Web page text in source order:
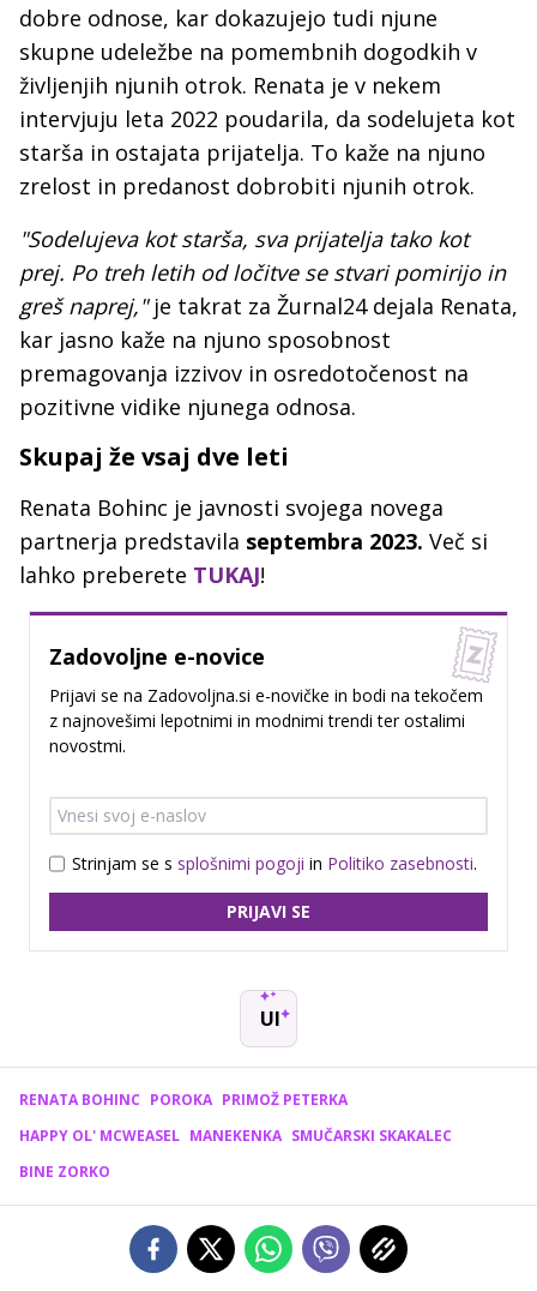
dobre odnose, kar dokazujejo tudi njune
skupne udeležbe na pomembnih dogodkih v
življenjih njunih otrok. Renata je v nekem
intervjuju leta 2022 poudarila, da sodelujeta kot
starša in ostajata prijatelja. To kaže na njuno
zrelost in predanost dobrobiti njunih otrok.
"Sodelujeva kot starša, sva prijatelja tako kot
prej. Po treh letih od ločitve se stvari pomirijo in
greš naprej,"je takrat za Žurnal24 dejala Renata,
kar jasno kaže na njuno sposobnost
premagovanja izzivov in osredotočenost na
pozitivne vidike njunega odnosa.
Skupaj že vsaj dve leti
Renata Bohinc je javnosti svojega novega
partnerja predstavila septembra 2023. Več si
lahko preberete TUKAJ!
Zadovoljne e-novice
Prijavi se na Zadovoljna.si e-novičke in bodi na tekočem
z najnovešimi lepotnimi in modnimi trendi ter ostalimi
novostmi.
Strinjam se s splošnimi pogoji in Politiko zasebnosti.
PRIJAVI SE
UI
RENATA BOHINC POROKA PRIMOŽ PETERKA
HAPPY OL' MCWEASEL MANEKENKA SMUČARSKI SKAKALEC
BINE ZORKO